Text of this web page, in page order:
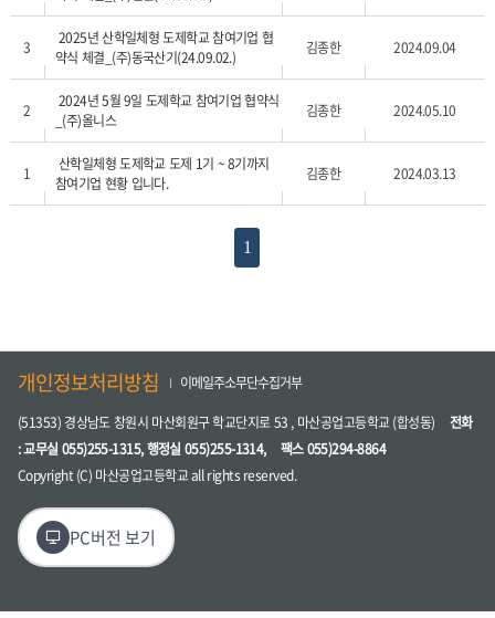
3
2025년 산학일체형 도제학교 참여기업 협
약식 체결_(주)동국산기(24.09.02.)
김종한 2024.09.04
2
2024년 5월 9일 도제학교 참여기업 협약식
_(주)올니스
김종한 2024.05.10
1
산학일체형 도제학교 도제 1기 ~ 8기까지
참여기업 현황 입니다.
김종한 2024.03.13
1
개인정보처리방침
이메일주소무단수집거부
(51353) 경상남도 창원시 마산회원구 학교단지로 53 , 마산공업고등학교 (합성동)
전화
: 교무실 055)255-1315, 행정실 055)255-1314,
팩스 055)294-8864
Copyright (C) 마산공업고등학교 all rights reserved.
PC버전 보기